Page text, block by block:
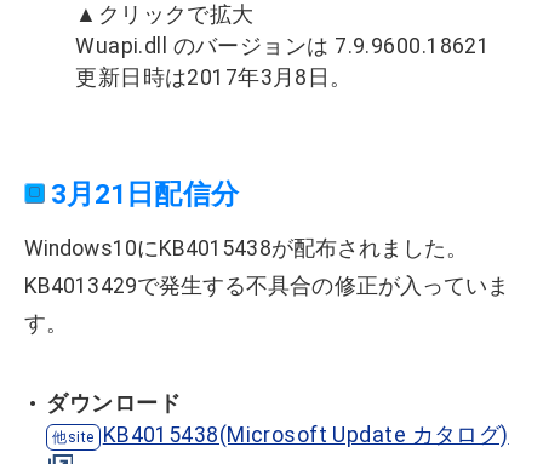
▲クリックで拡大
Wuapi.dll のバージョンは 7.9.9600.18621
更新日時は2017年3月8日。
3月21日配信分
Windows10にKB4015438が配布されました。
KB4013429で発生する不具合の修正が入っていま
す。
ダウンロード
KB4015438(Microsoft Update カタログ)